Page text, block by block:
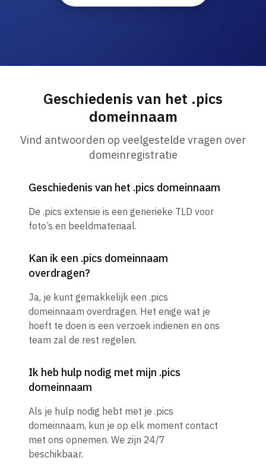
Geschiedenis van het .pics
domeinnaam
Vind antwoorden op veelgestelde vragen over
domeinregistratie
Geschiedenis van het .pics domeinnaam
De .pics extensie is een generieke TLD voor
foto’s en beeldmateriaal.
Kan ik een .pics domeinnaam
overdragen?
Ja, je kunt gemakkelijk een .pics
domeinnaam overdragen. Het enige wat je
hoeft te doen is een verzoek indienen en ons
team zal de rest regelen.
Ik heb hulp nodig met mijn .pics
domeinnaam
Als je hulp nodig hebt met je .pics
domeinnaam, kun je op elk moment contact
met ons opnemen. We zijn 24/7
beschikbaar.